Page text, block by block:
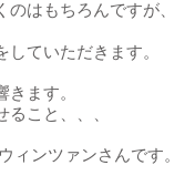
はもちろんですが、
ていただきます。
ます。
こと、、、
ィンツァンさんです。